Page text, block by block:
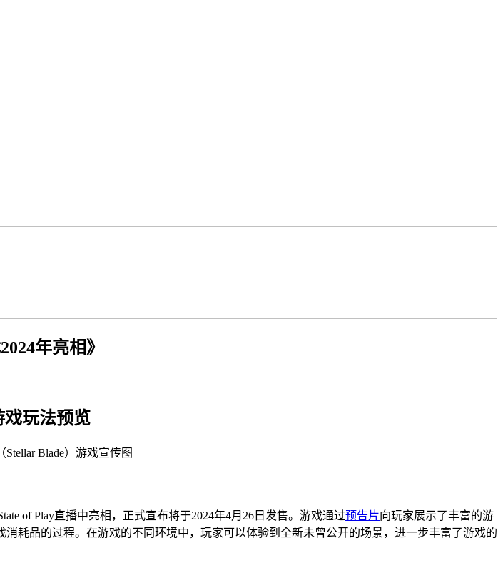
年亮相》
戏玩法预览
of Play直播中亮相，正式宣布将于2024年4月26日发售。游戏通过预告片向玩家展示了丰富的游
耗品的过程。在游戏的不同环境中，玩家可以体验到全新未曾公开的场景，进一步丰富了游戏的